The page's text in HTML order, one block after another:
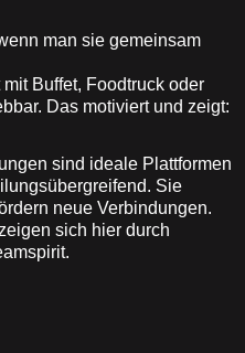
man sie gemeinsam
Buffet, Foodtruck oder
Das motiviert und zeigt:
sind ideale Plattformen
Sie
neue Verbindungen.
sich hier durch